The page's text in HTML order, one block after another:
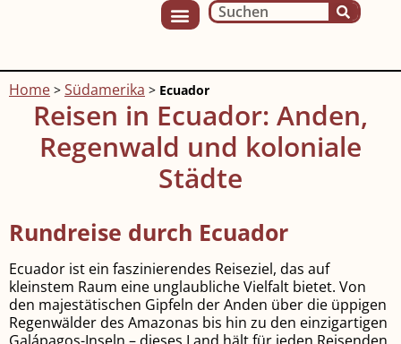
Home > Südamerika > Ecuador
Reisen in Ecuador: Anden,
Regenwald und koloniale
Städte
Rundreise durch Ecuador
Ecuador ist ein faszinierendes Reiseziel, das auf
kleinstem Raum eine unglaubliche Vielfalt bietet. Von
den majestätischen Gipfeln der Anden über die üppigen
Regenwälder des Amazonas bis hin zu den einzigartigen